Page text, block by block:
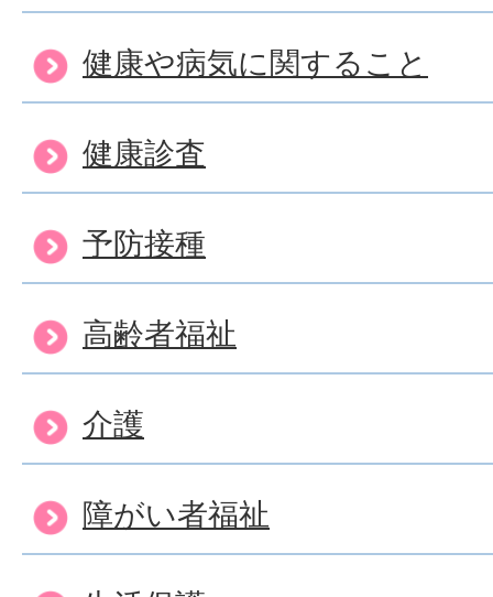
健康や病気に関すること
健康診査
予防接種
高齢者福祉
介護
障がい者福祉